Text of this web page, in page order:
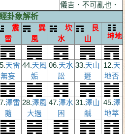
儀吉．不可亂也．
卦象解析
震
雷
巽
風
坎
水
艮
山
坤地
天雷
無妄
44.天風
姤
06.天水
訟
33.天山
遯
12.天
地否
澤雷
隨
28.澤風
大過
47.澤水
困
31.澤山
鹹
45.澤
地萃